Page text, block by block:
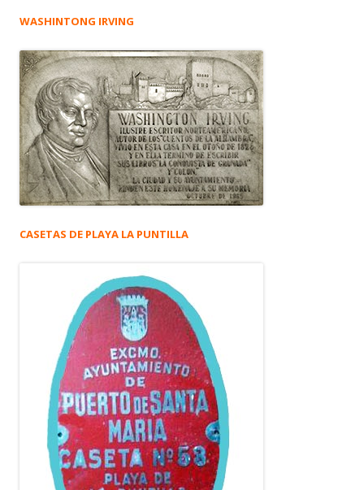
WASHINTONG IRVING
CASETAS DE PLAYA LA PUNTILLA